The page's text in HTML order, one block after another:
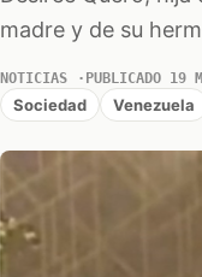
madre y de su
NOTICIAS PUBLICADO 19
Sociedad Venezuela